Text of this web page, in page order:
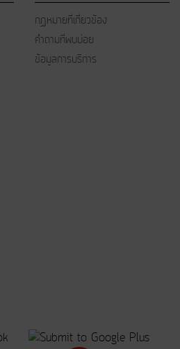
กฏหมายที่เกี่ยวข้อง
คำถามที่พบบ่อย
ข้อมูลการบริการ